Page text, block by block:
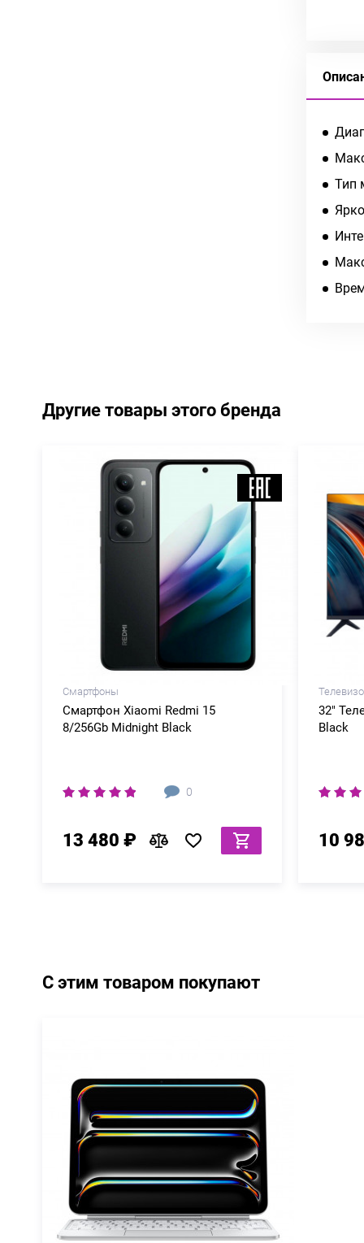
Тип
Другие товары этого бренда
Смартфоны
Смартфон Xiaomi Redmi 15
8/256Gb Midnight Black
0
13 480 ₽
32"
Black
10
С этим товаром покупают